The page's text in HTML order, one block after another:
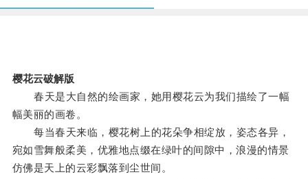
樱花云破解版
春天是大自然的绘画家，她用樱花云为我们描绘了一幅
幅美丽的画卷。
每当春天来临，樱花树上的花朵争相绽放，姿态各异，
宛如雪舞般柔美，优雅地点缀在绿叶的间隙中，浪漫的情景
仿佛是天上的云彩飘落到尘世间。